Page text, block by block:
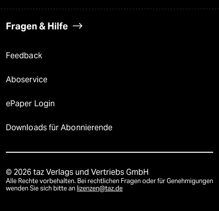
Fragen & Hilfe
Feedback
Aboservice
ePaper Login
Downloads für Abonnierende
© 2026 taz Verlags und Vertriebs GmbH
Alle Rechte vorbehalten. Bei rechtlichen Fragen oder für Genehmigungen
wenden Sie sich bitte an lizenzen@taz.de